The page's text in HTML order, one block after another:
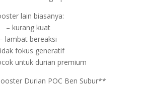
lain biasanya:
– kurang kuat
– lambat bereaksi
fokus generatif
untuk durian premium
Durian POC Ben Subur**